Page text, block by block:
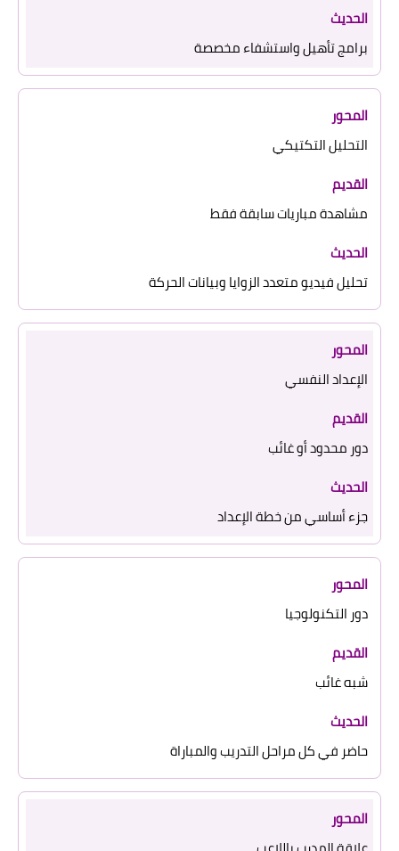
برامج تأهيل واستشفاء مخصصة
التحليل التكتيكي
مشاهدة مباريات سابقة فقط
تحليل فيديو متعدد الزوايا وبيانات الحركة
الإعداد النفسي
دور محدود أو غائب
جزء أساسي من خطة الإعداد
دور التكنولوجيا
شبه غائب
حاضر في كل مراحل التدريب والمباراة